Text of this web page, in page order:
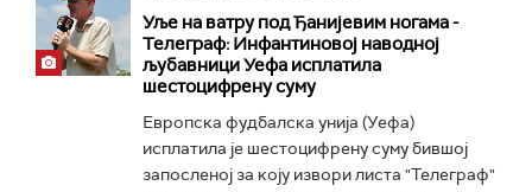
Уље на ватру под Ђанијевим ногама -
Телеграф: Инфантиновој наводној
љубавници Уефа исплатила
шестоцифрену суму
Европска фудбалска унија (Уефа)
исплатила је шестоцифрену суму бившој
запосленој за коју извори листа "Телеграф"